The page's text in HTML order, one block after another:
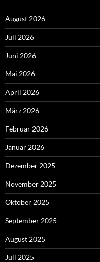
August 2026
Juli 2026
Juni 2026
Mai 2026
April 2026
März 2026
Februar 2026
Januar 2026
Dezember 2025
November 2025
Oktober 2025
September 2025
August 2025
Juli 2025